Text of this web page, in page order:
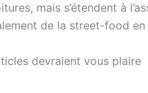
mais s’étendent à
de la street-food
devraient vous plaire